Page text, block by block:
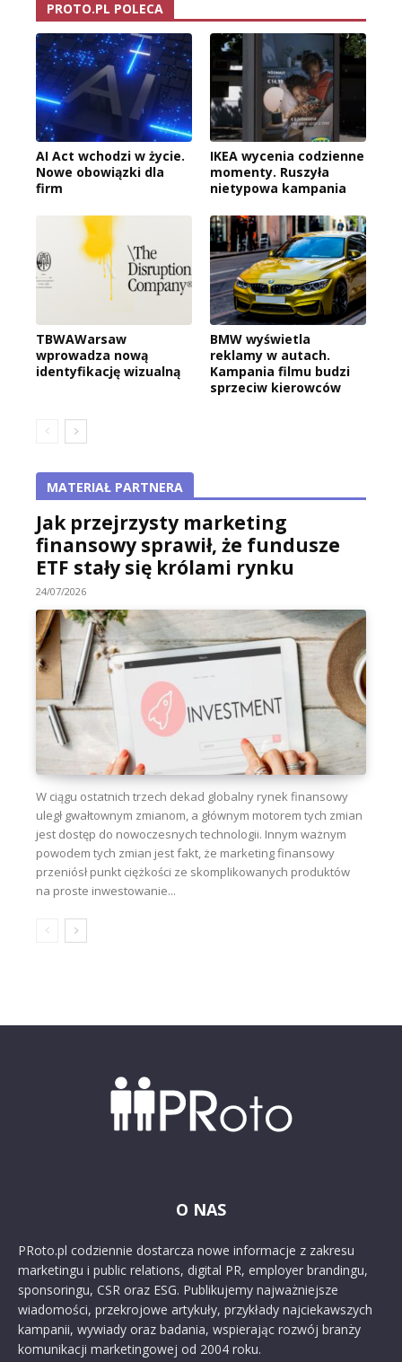
PROTO.PL POLECA
AI Act wchodzi w życie.
Nowe obowiązki dla
firm
IKEA wycenia codzienne
momenty. Ruszyła
nietypowa kampania
TBWAWarsaw
wprowadza nową
identyfikację wizualną
BMW wyświetla
reklamy w autach.
Kampania filmu budzi
sprzeciw kierowców
MATERIAŁ PARTNERA
Jak przejrzysty marketing
finansowy sprawił, że fundusze
ETF stały się królami rynku
24/07/2026
W ciągu ostatnich trzech dekad globalny rynek finansowy
uległ gwałtownym zmianom, a głównym motorem tych zmian
jest dostęp do nowoczesnych technologii. Innym ważnym
powodem tych zmian jest fakt, że marketing finansowy
przeniósł punkt ciężkości ze skomplikowanych produktów
na proste inwestowanie...
O NAS
PRoto.pl codziennie dostarcza nowe informacje z zakresu
marketingu i public relations, digital PR, employer brandingu,
sponsoringu, CSR oraz ESG. Publikujemy najważniejsze
wiadomości, przekrojowe artykuły, przykłady najciekawszych
kampanii, wywiady oraz badania, wspierając rozwój branży
komunikacji marketingowej od 2004 roku.